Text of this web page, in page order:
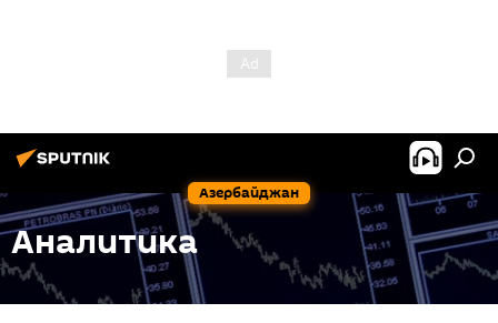
Азербайджан
Аналитика